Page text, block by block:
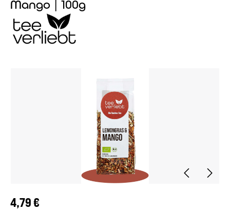
Mango | 100g
Regulärer Preis:
4,79 €